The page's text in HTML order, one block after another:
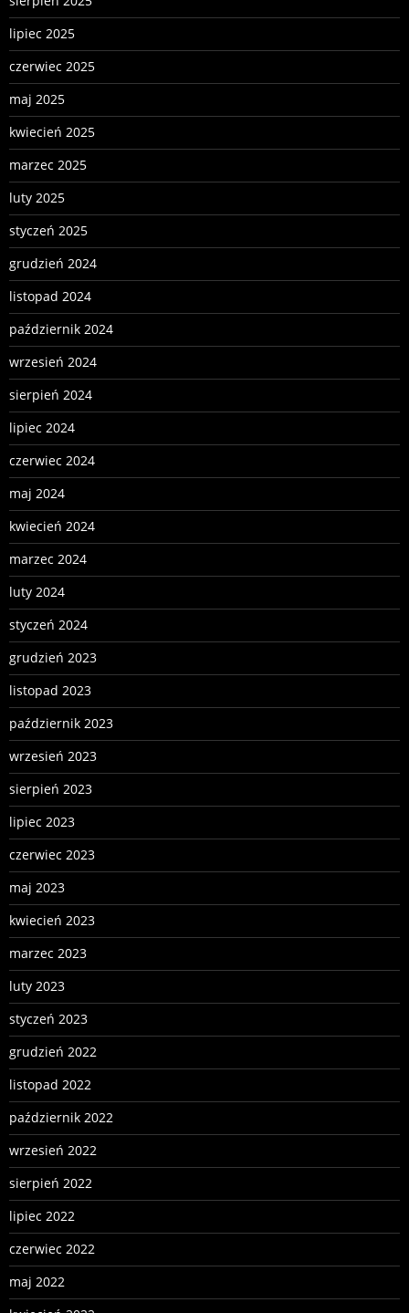
lipiec 2025
czerwiec 2025
maj 2025
kwiecień 2025
marzec 2025
luty 2025
styczeń 2025
grudzień 2024
listopad 2024
październik 2024
wrzesień 2024
sierpień 2024
lipiec 2024
czerwiec 2024
maj 2024
kwiecień 2024
marzec 2024
luty 2024
styczeń 2024
grudzień 2023
listopad 2023
październik 2023
wrzesień 2023
sierpień 2023
lipiec 2023
czerwiec 2023
maj 2023
kwiecień 2023
marzec 2023
luty 2023
styczeń 2023
grudzień 2022
listopad 2022
październik 2022
wrzesień 2022
sierpień 2022
lipiec 2022
czerwiec 2022
maj 2022